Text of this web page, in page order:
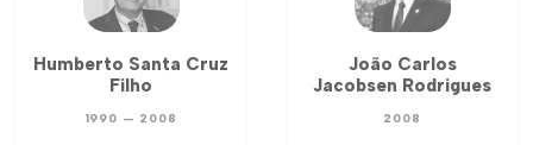
Humberto Santa Cruz
Filho
1990 — 2008
João Carlos
Jacobsen Rodrigues
2008